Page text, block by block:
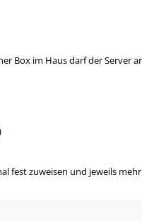
Box im Haus darf der Server
fest zuweisen und jeweils